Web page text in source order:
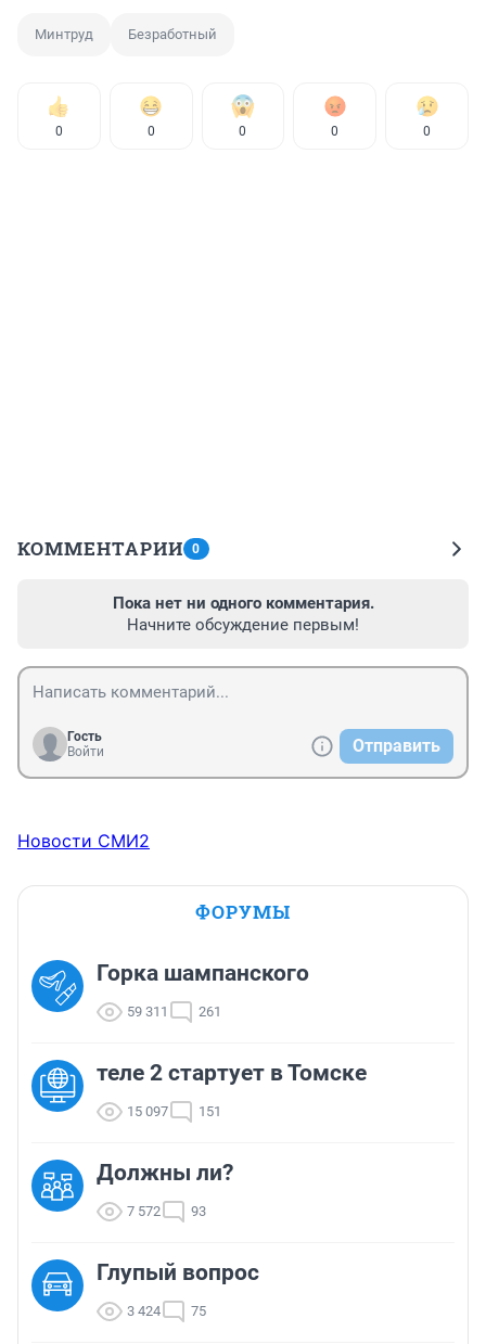
Минтруд Безработный
0 0 0 0 0
КОММЕНТАРИИ 0
Пока нет ни одного комментария.
Начните обсуждение первым!
Гость
Войти
Отправить
Новости СМИ2
ФОРУМЫ
Горка шампанского
59 311 261
теле 2 стартует в Томске
15 097 151
Должны ли?
7 572 93
Глупый вопрос
3 424 75